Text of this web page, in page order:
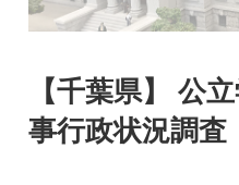
【千葉県】 公
事行政状況調査